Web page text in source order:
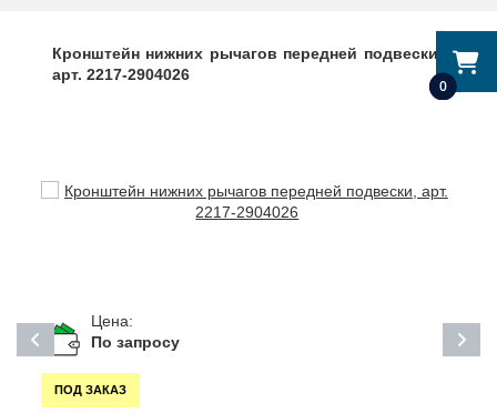
0
Кронштейн нижних рычагов передней подвески,
арт. 2217-2904026
Цена:
По запросу
ПОД ЗАКАЗ